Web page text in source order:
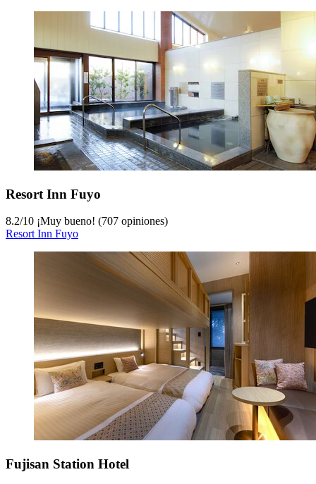
Resort Inn Fuyo
8.2/10 ¡Muy bueno! (707 opiniones)
Resort Inn Fuyo
Fujisan Station Hotel